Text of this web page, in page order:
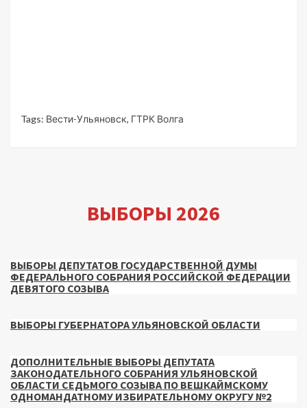
Tags: Вести-Ульяновск, ГТРК Волга
ВЫБОРЫ 2026
ВЫБОРЫ ДЕПУТАТОВ ГОСУДАРСТВЕННОЙ ДУМЫ
ФЕДЕРАЛЬНОГО СОБРАНИЯ РОССИЙСКОЙ ФЕДЕРАЦИИ
ДЕВЯТОГО СОЗЫВА
ВЫБОРЫ ГУБЕРНАТОРА УЛЬЯНОВСКОЙ ОБЛАСТИ
ДОПОЛНИТЕЛЬНЫЕ ВЫБОРЫ ДЕПУТАТА
ЗАКОНОДАТЕЛЬНОГО СОБРАНИЯ УЛЬЯНОВСКОЙ
ОБЛАСТИ СЕДЬМОГО СОЗЫВА ПО ВЕШКАЙМСКОМУ
ОДНОМАНДАТНОМУ ИЗБИРАТЕЛЬНОМУ ОКРУГУ №2